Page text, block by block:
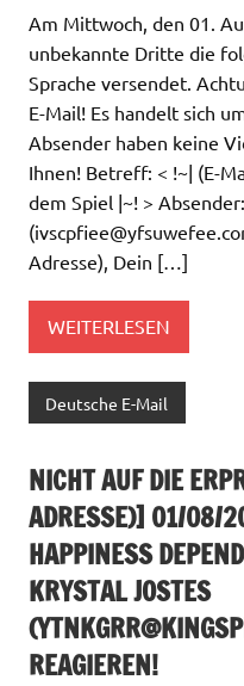
Am Mittwoch, den 01.
unbekannte Dritte die
Sprache versendet.
E-Mail! Es handelt sich
Absender haben keine
Ihnen! Betreff: < !~| (E-
dem Spiel |~! >
(
Adresse), Dein […]
WEITERLESEN
Deutsche E-Mail
NICHT AUF DIE
ADRESSE)] 01/08/
HAPPINESS
KRYSTAL JOSTES
(
REAGIEREN!